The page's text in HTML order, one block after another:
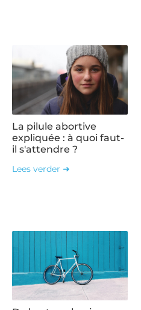
La pilule abortive
expliquée : à quoi faut-
il s'attendre ?
Lees verder ➜